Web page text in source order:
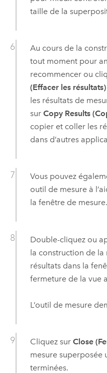
taille de la
Au cours de la
tout moment pour
recommencer ou
(Effacer les résultats)
les résultats de
sur Copy Results
copier et coller les
dans d’autres
Vous pouvez
outil de mesure à
la fenêtre de mesure.
Double-cliquez ou
la construction de la
résultats dans la
fermeture de la vue
L’outil de mesure
Cliquez sur Close
mesure superposée
terminées.